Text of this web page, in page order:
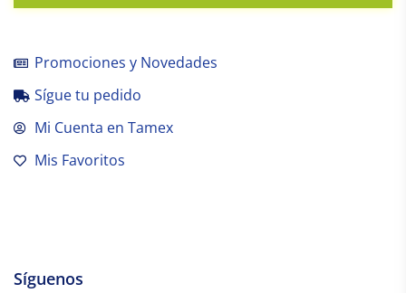
Promociones y Novedades
Sígue tu pedido
Mi Cuenta en Tamex
Mis Favoritos
Síguenos